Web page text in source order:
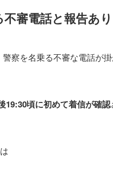
審電話と報告あり
警察を名乗る不審な電話が
19:30頃に初めて着信が確認